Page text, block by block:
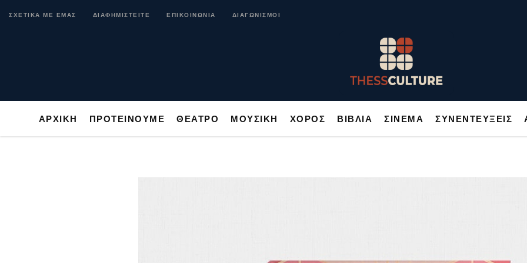
ΣΧΕΤΙΚΑ ΜΕ ΕΜΑΣ ΔΙΑΦΗΜΙΣΤΕΙΤΕ ΕΠΙΚΟΙΝΩΝΙΑ ΔΙΑΓΩΝΙΣΜΟΙ
ΑΡΧΙΚΗ ΠΡΟΤΕΙΝΟΥΜΕ ΘΕΑΤΡΟ ΜΟΥΣΙΚΗ ΧΟΡΟΣ ΒΙΒΛΙΑ ΣΙΝΕΜΑ ΣΥΝΕΝΤΕΥΞΕΙΣ
ΑΡΧΙΚΗ ΠΡΟΤΕΙΝΟΥΜΕ ΘΕΑΤΡΟ ΜΟΥΣΙΚΗ